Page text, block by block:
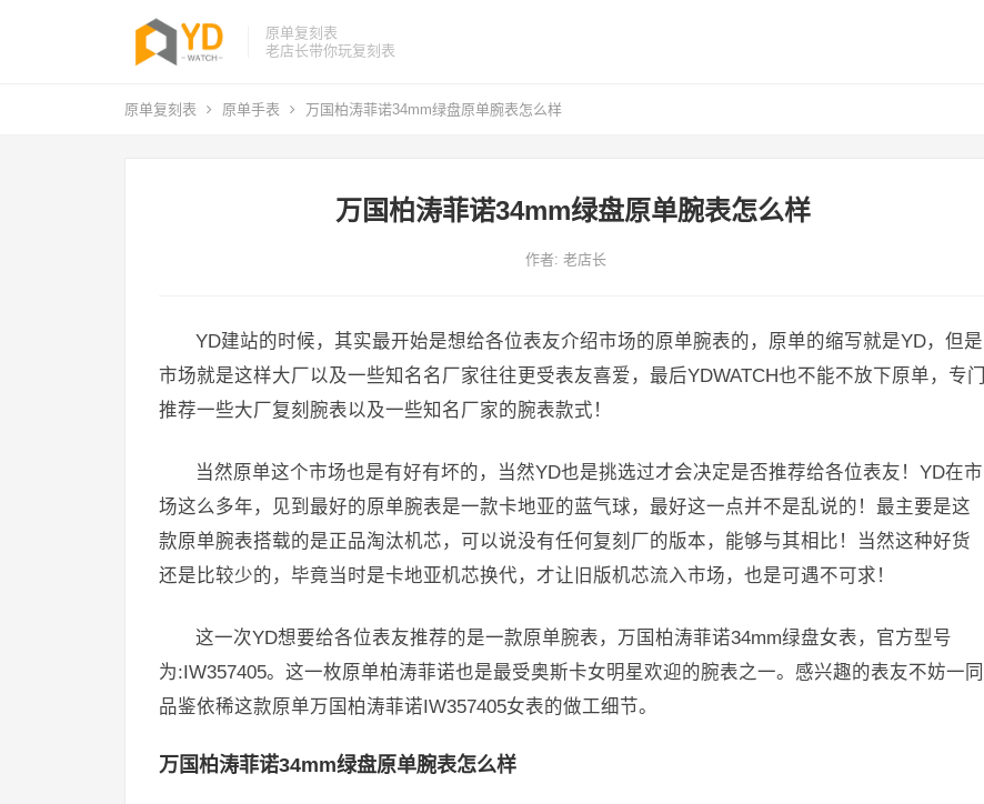
原单复刻表
老店长带你玩复刻表
原单复刻表 原单手表 万国柏涛菲诺34mm绿盘原单腕表怎么样
万国柏涛菲诺34mm绿盘原单腕表怎么样
作者: 老店长
YD建站的时候，其实最开始是想给各位表友介绍市场的原单腕表的，原单的缩写就是YD，但是
市场就是这样大厂以及一些知名名厂家往往更受表友喜爱，最后YDWATCH也不能不放下原单，专门
推荐一些大厂复刻腕表以及一些知名厂家的腕表款式！
当然原单这个市场也是有好有坏的，当然YD也是挑选过才会决定是否推荐给各位表友！YD在市
场这么多年，见到最好的原单腕表是一款卡地亚的蓝气球，最好这一点并不是乱说的！最主要是这
款原单腕表搭载的是正品淘汰机芯，可以说没有任何复刻厂的版本，能够与其相比！当然这种好货
还是比较少的，毕竟当时是卡地亚机芯换代，才让旧版机芯流入市场，也是可遇不可求！
这一次YD想要给各位表友推荐的是一款原单腕表，万国柏涛菲诺34mm绿盘女表，官方型号
为:IW357405。这一枚原单柏涛菲诺也是最受奥斯卡女明星欢迎的腕表之一。感兴趣的表友不妨一同
品鉴依稀这款原单万国柏涛菲诺IW357405女表的做工细节。
万国柏涛菲诺34mm绿盘原单腕表怎么样